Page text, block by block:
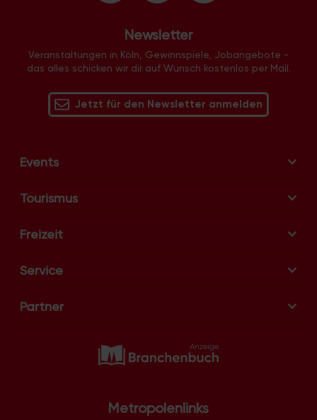
Newsletter
Veranstaltungen in Köln, Gewinnspiele, Jobangebote -
das alles schicken wir dir auf Wunsch kostenlos per Mail.
Jetzt für den Newsletter anmelden
Events
Tourismus
Freizeit
Service
Partner
Metropolenlinks